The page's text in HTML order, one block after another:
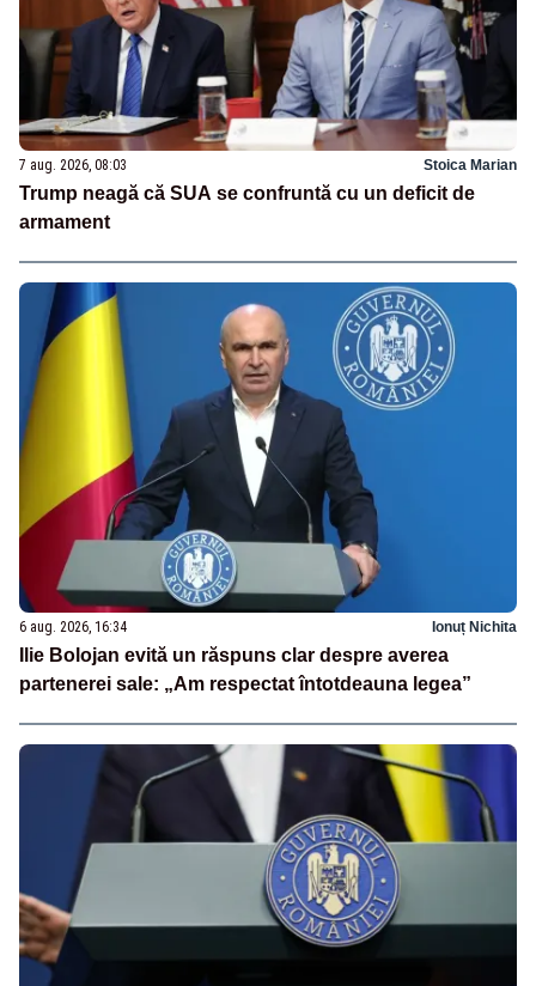
7 aug. 2026, 08:03 Stoica Marian
Trump neagă că SUA se confruntă cu un deficit de
armament
6 aug. 2026, 16:34 Ionuț Nichita
Ilie Bolojan evită un răspuns clar despre averea
partenerei sale: „Am respectat întotdeauna legea”